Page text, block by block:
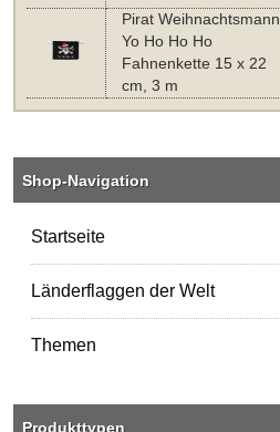
Pirat Weihnachtsmann
Yo Ho Ho Ho
Fahnenkette 15 x 22
cm, 3 m
Shop-Navigation
Startseite
Länderflaggen der Welt
Themen
Produkttypen